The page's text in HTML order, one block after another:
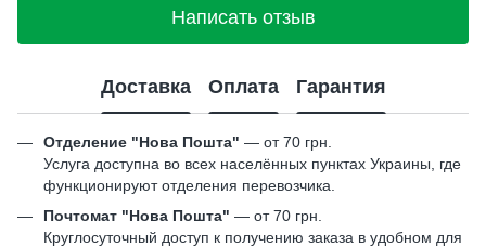
Написать отзыв
Доставка Оплата Гарантия
Отделение "Нова Пошта" — от 70 грн.
Услуга доступна во всех населённых пунктах Украины, где
функционируют отделения перевозчика.
Почтомат "Нова Пошта" — от 70 грн.
Круглосуточный доступ к получению заказа в удобном для